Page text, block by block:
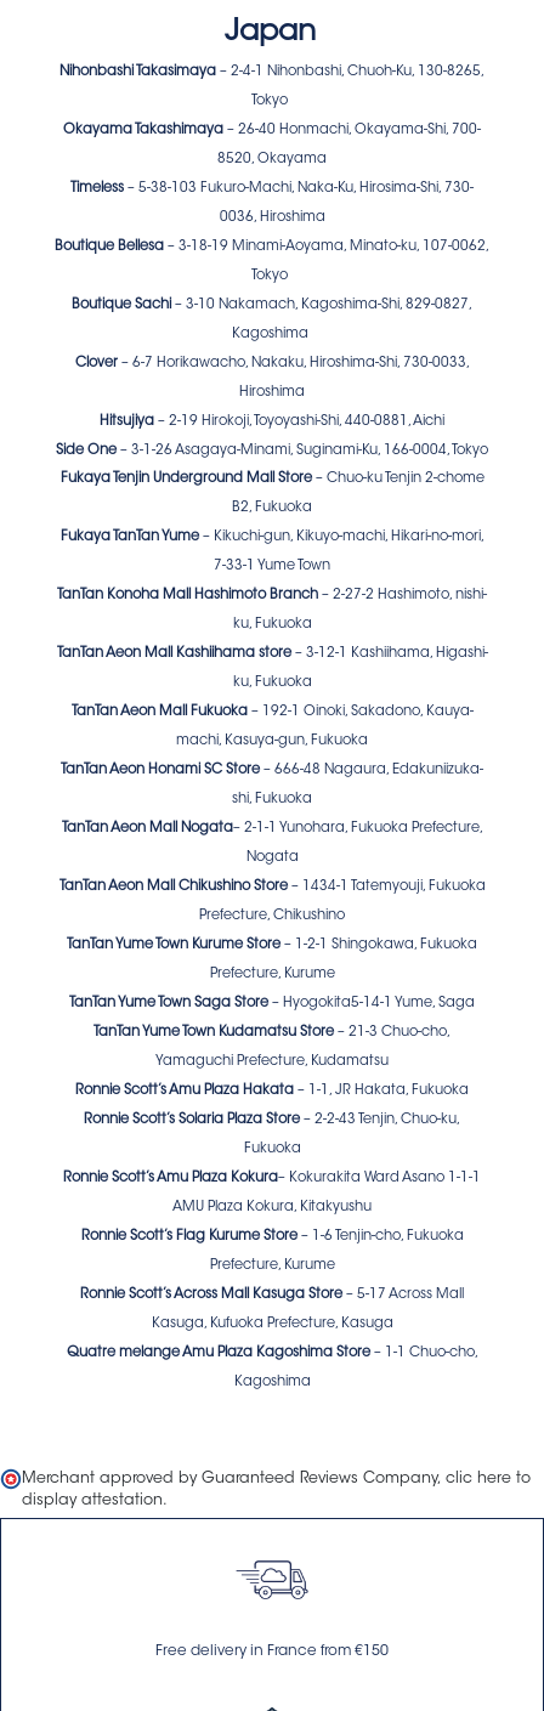
Japan
Nihonbashi Takasimaya – 2-4-1 Nihonbashi, Chuoh-Ku, 130-8265,
Tokyo
Okayama Takashimaya – 26-40 Honmachi, Okayama-Shi, 700-
8520, Okayama
Timeless – 5-38-103 Fukuro-Machi, Naka-Ku, Hirosima-Shi, 730-
0036, Hiroshima
Boutique Bellesa – 3-18-19 Minami-Aoyama, Minato-ku, 107-0062,
Tokyo
Boutique Sachi – 3-10 Nakamach, Kagoshima-Shi, 829-0827,
Kagoshima
Clover – 6-7 Horikawacho, Nakaku, Hiroshima-Shi, 730-0033,
Hiroshima
Hitsujiya – 2-19 Hirokoji, Toyoyashi-Shi, 440-0881, Aichi
Side One – 3-1-26 Asagaya-Minami, Suginami-Ku, 166-0004, Tokyo
Fukaya Tenjin Underground Mall Store – Chuo-ku Tenjin 2-chome
B2, Fukuoka
Fukaya TanTan Yume – Kikuchi-gun, Kikuyo-machi, Hikari-no-mori,
7-33-1 Yume Town
TanTan Konoha Mall Hashimoto Branch – 2-27-2 Hashimoto, nishi-
ku, Fukuoka
TanTan Aeon Mall Kashiihama store – 3-12-1 Kashiihama, Higashi-
ku, Fukuoka
TanTan Aeon Mall Fukuoka – 192-1 Oinoki, Sakadono, Kauya-
machi, Kasuya-gun, Fukuoka
TanTan Aeon Honami SC Store – 666-48 Nagaura, Edakuniizuka-
shi, Fukuoka
TanTan Aeon Mall Nogata– 2-1-1 Yunohara, Fukuoka Prefecture,
Nogata
TanTan Aeon Mall Chikushino Store – 1434-1 Tatemyouji, Fukuoka
Prefecture, Chikushino
TanTan Yume Town Kurume Store – 1-2-1 Shingokawa, Fukuoka
Prefecture, Kurume
TanTan Yume Town Saga Store – Hyogokita5-14-1 Yume, Saga
TanTan Yume Town Kudamatsu Store – 21-3 Chuo-cho,
Yamaguchi Prefecture, Kudamatsu
Ronnie Scott’s Amu Plaza Hakata – 1-1, JR Hakata, Fukuoka
Ronnie Scott’s Solaria Plaza Store – 2-2-43 Tenjin, Chuo-ku,
Fukuoka
Ronnie Scott’s Amu Plaza Kokura– Kokurakita Ward Asano 1-1-1
AMU Plaza Kokura, Kitakyushu
Ronnie Scott’s Flag Kurume Store – 1-6 Tenjin-cho, Fukuoka
Prefecture, Kurume
Ronnie Scott’s Across Mall Kasuga Store – 5-17 Across Mall
Kasuga, Kufuoka Prefecture, Kasuga
Quatre melange Amu Plaza Kagoshima Store – 1-1 Chuo-cho,
Kagoshima
Merchant approved by Guaranteed Reviews Company, clic here to
display attestation.
Free delivery in France from €150